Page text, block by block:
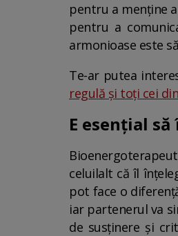
pentru a menține
pentru a
armonioase este
Te-ar putea
regulă și toți cei
E esențial
celuilalt că îl
pot face o
iar partenerul va
de susținere și